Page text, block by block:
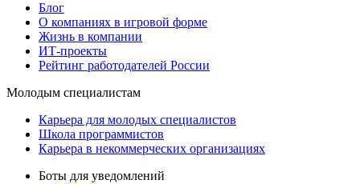
Блог
О компаниях в игровой форме
Жизнь в компании
ИТ-проекты
Рейтинг работодателей России
Молодым специалистам
Карьера для молодых специалистов
Школа программистов
Карьера в некоммерческих организациях
Боты для уведомлений